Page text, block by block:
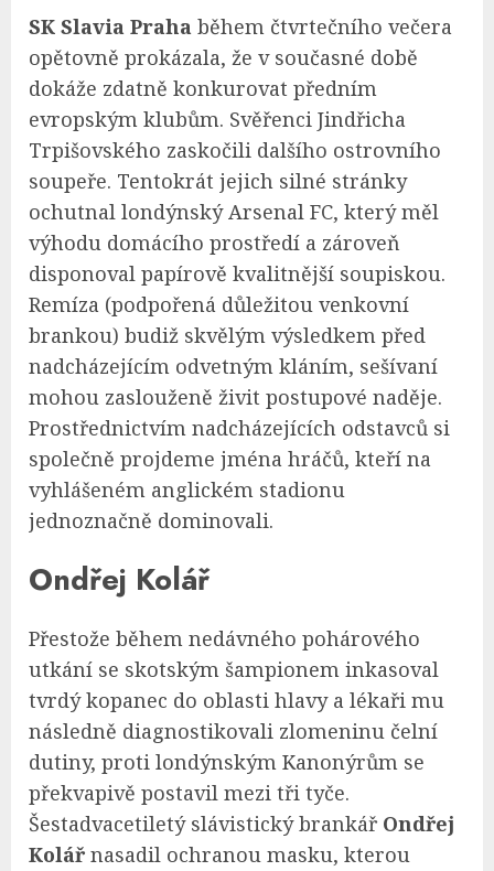
SK Slavia Praha během čtvrtečního večera
opětovně prokázala, že v současné době
dokáže zdatně konkurovat předním
evropským klubům. Svěřenci Jindřicha
Trpišovského zaskočili dalšího ostrovního
soupeře. Tentokrát jejich silné stránky
ochutnal londýnský Arsenal FC, který měl
výhodu domácího prostředí a zároveň
disponoval papírově kvalitnější soupiskou.
Remíza (podpořená důležitou venkovní
brankou) budiž skvělým výsledkem před
nadcházejícím odvetným kláním, sešívaní
mohou zaslouženě živit postupové naděje.
Prostřednictvím nadcházejících odstavců si
společně projdeme jména hráčů, kteří na
vyhlášeném anglickém stadionu
jednoznačně dominovali.
Ondřej Kolář
Přestože během nedávného pohárového
utkání se skotským šampionem inkasoval
tvrdý kopanec do oblasti hlavy a lékaři mu
následně diagnostikovali zlomeninu čelní
dutiny, proti londýnským Kanonýrům se
překvapivě postavil mezi tři tyče.
Šestadvacetiletý slávistický brankář Ondřej
Kolář nasadil ochranou masku, kterou